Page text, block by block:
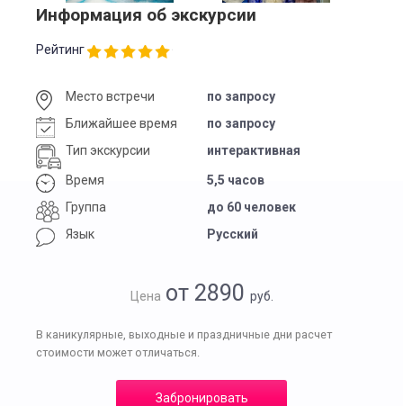
Информация об экскурсии
Рейтинг
Место встречи
по запросу
Ближайшее время
по запросу
Тип экскурсии
интерактивная
Время
5,5 часов
Группа
до 60 человек
Язык
Русский
Цена от 2890 руб.
В каникулярные, выходные и праздничные дни расчет
стоимости может отличаться.
Забронировать